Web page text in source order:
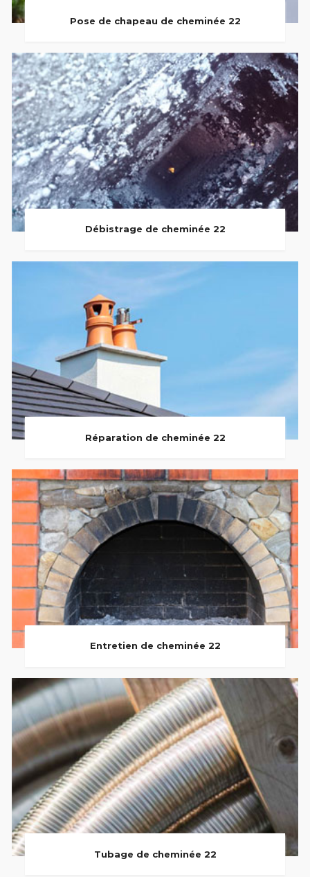
Pose de chapeau de cheminée 22
Débistrage de cheminée 22
Réparation de cheminée 22
Entretien de cheminée 22
Tubage de cheminée 22